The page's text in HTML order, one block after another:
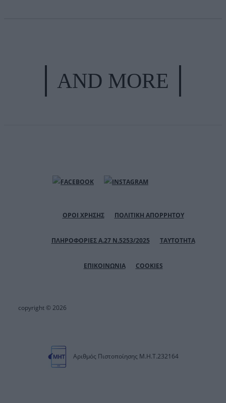
AND MORE
ΟΡΟΙ ΧΡΗΣΗΣ ΠΟΛΙΤΙΚΗ ΑΠΟΡΡΗΤΟΥ
ΠΛΗΡΟΦΟΡΙΕΣ Α.27 Ν.5253/2025 ΤΑΥΤΟΤΗΤΑ
ΕΠΙΚΟΙΝΩΝΙΑ COOKIES
copyright © 2026
Αριθμός Πιστοποίησης Μ.Η.Τ.232164